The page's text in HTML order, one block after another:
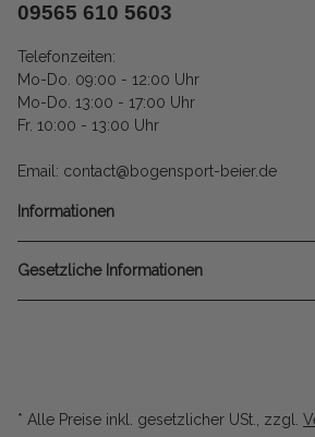
09565 610 5603
Telefonzeiten:
Mo-Do. 09:00 - 12:00 Uhr
Mo-Do. 13:00 - 17:00 Uhr
Fr. 10:00 - 13:00 Uhr
Email: contact@bogensport-beier.de
Informationen
Gesetzliche Informationen
* Alle Preise inkl. gesetzlicher USt., zzgl.